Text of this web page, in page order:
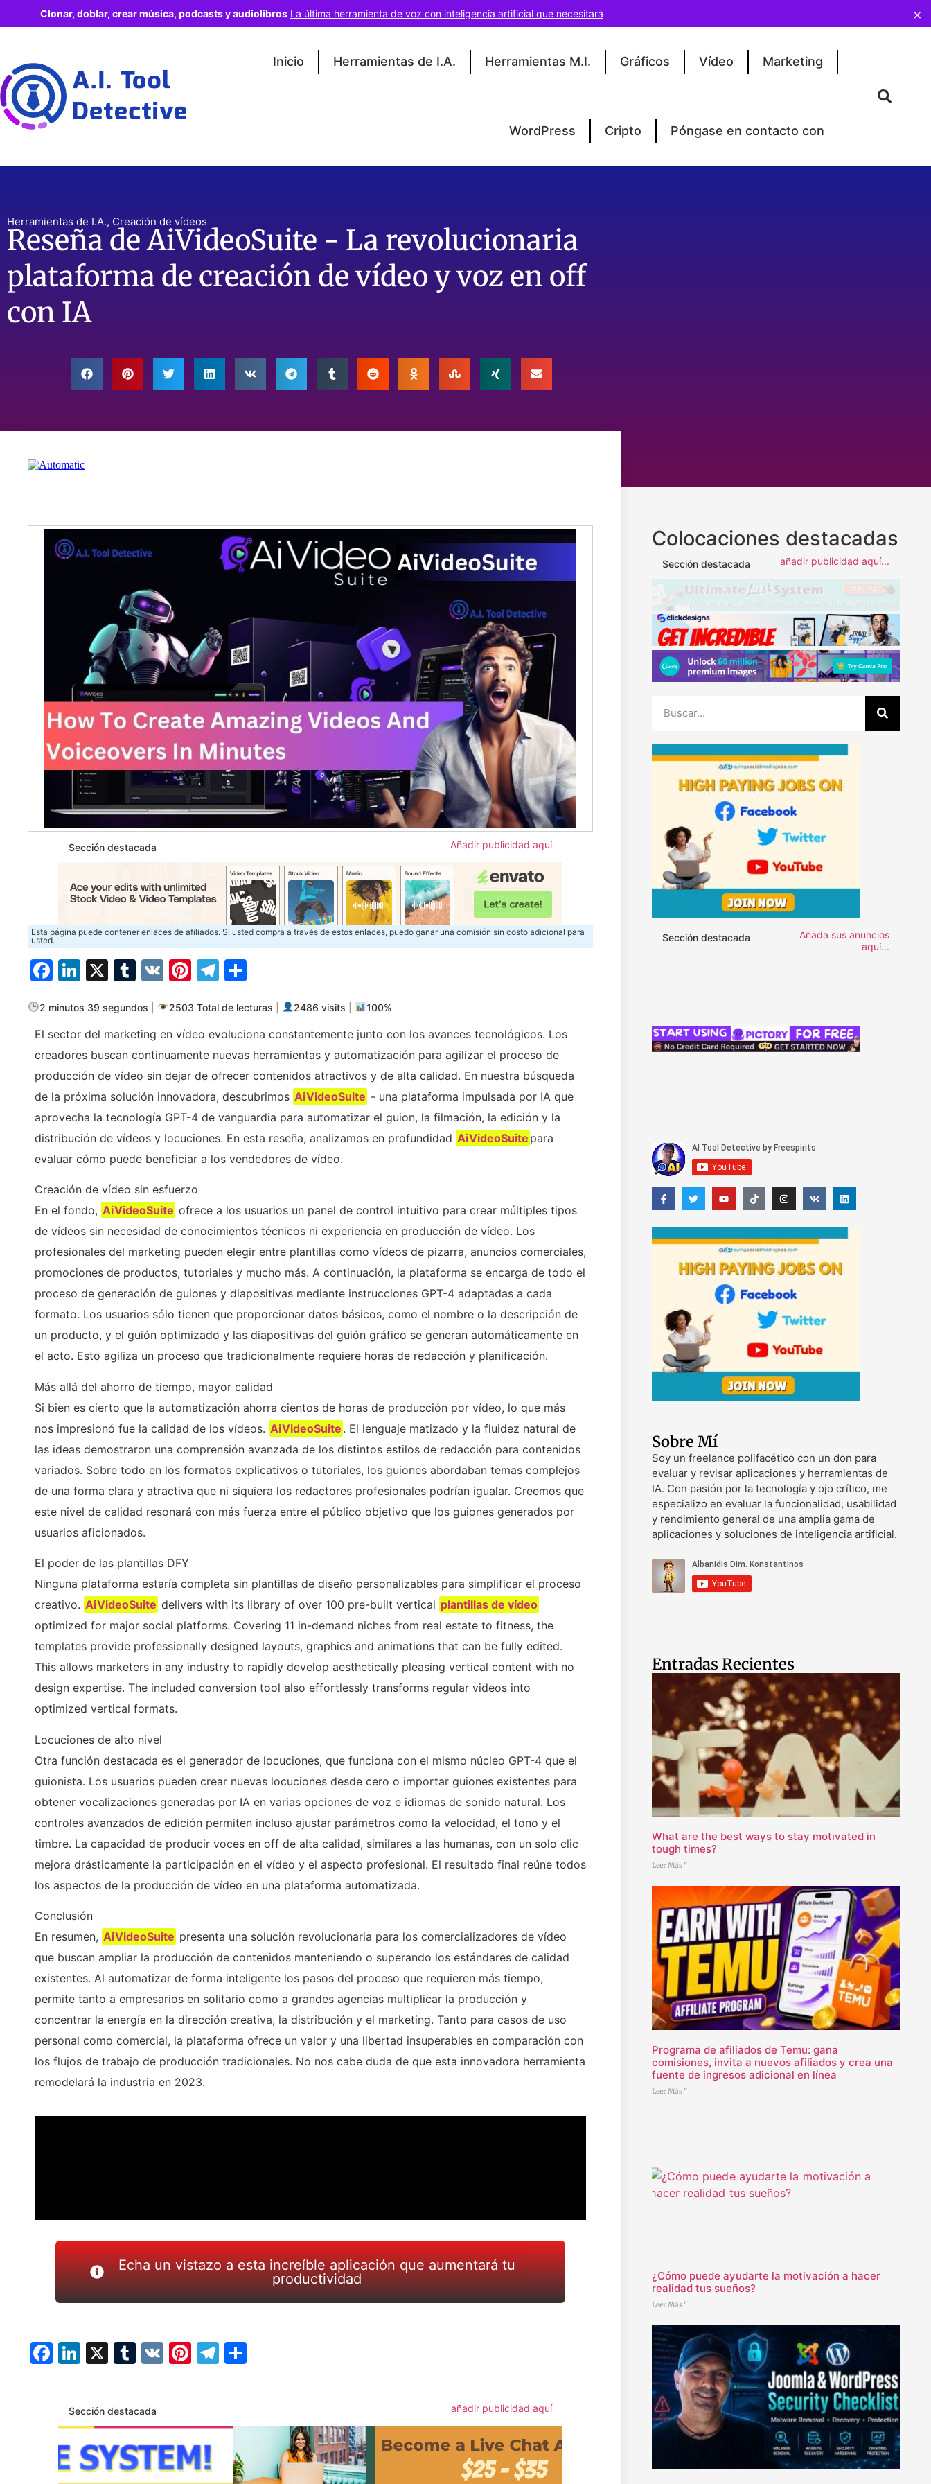
Inicio Herramientas de I.A. Herramientas M.I. Gráficos Vídeo Marketing
WordPress Cripto Póngase en contacto con
Herramientas de I.A., Creación de vídeos
Reseña de AiVideoSuite - La revolucionaria
plataforma de creación de vídeo y voz en off
con IA
Sección destacada Añadir publicidad aquí
Esta página puede contener enlaces de afiliados. Si usted compra a través de estos enlaces, puedo ganar una comisión sin costo adicional para
usted.
Facebook
LinkedIn
X Tumblr
VK Pinterest
Telegram
2 minutos 39 segundos 2503 Total de lecturas 2486 visits 100%
El sector del marketing en vídeo evoluciona constantemente junto con los avances tecnológicos. Los
creadores buscan continuamente nuevas herramientas y automatización para agilizar el proceso de
producción de vídeo sin dejar de ofrecer contenidos atractivos y de alta calidad. En nuestra búsqueda
de la próxima solución innovadora, descubrimos AiVideoSuite - una plataforma impulsada por IA que
aprovecha la tecnología GPT-4 de vanguardia para automatizar el guion, la filmación, la edición y la
distribución de vídeos y locuciones. En esta reseña, analizamos en profundidad AiVideoSuite para
evaluar cómo puede beneficiar a los vendedores de vídeo.
Creación de vídeo sin esfuerzo
En el fondo, AiVideoSuite ofrece a los usuarios un panel de control intuitivo para crear múltiples tipos
de vídeos sin necesidad de conocimientos técnicos ni experiencia en producción de vídeo. Los
profesionales del marketing pueden elegir entre plantillas como vídeos de pizarra, anuncios comerciales,
promociones de productos, tutoriales y mucho más. A continuación, la plataforma se encarga de todo el
proceso de generación de guiones y diapositivas mediante instrucciones GPT-4 adaptadas a cada
formato. Los usuarios sólo tienen que proporcionar datos básicos, como el nombre o la descripción de
un producto, y el guión optimizado y las diapositivas del guión gráfico se generan automáticamente en
el acto. Esto agiliza un proceso que tradicionalmente requiere horas de redacción y planificación.
Más allá del ahorro de tiempo, mayor calidad
Si bien es cierto que la automatización ahorra cientos de horas de producción por vídeo, lo que más
nos impresionó fue la calidad de los vídeos. AiVideoSuite . El lenguaje matizado y la fluidez natural de
las ideas demostraron una comprensión avanzada de los distintos estilos de redacción para contenidos
variados. Sobre todo en los formatos explicativos o tutoriales, los guiones abordaban temas complejos
de una forma clara y atractiva que ni siquiera los redactores profesionales podrían igualar. Creemos que
este nivel de calidad resonará con más fuerza entre el público objetivo que los guiones generados por
usuarios aficionados.
El poder de las plantillas DFY
Ninguna plataforma estaría completa sin plantillas de diseño personalizables para simplificar el proceso
creativo. AiVideoSuite delivers with its library of over 100 pre-built vertical plantillas de vídeo
optimized for major social platforms. Covering 11 in-demand niches from real estate to fitness, the
templates provide professionally designed layouts, graphics and animations that can be fully edited.
This allows marketers in any industry to rapidly develop aesthetically pleasing vertical content with no
design expertise. The included conversion tool also effortlessly transforms regular videos into
optimized vertical formats.
Locuciones de alto nivel
Otra función destacada es el generador de locuciones, que funciona con el mismo núcleo GPT-4 que el
guionista. Los usuarios pueden crear nuevas locuciones desde cero o importar guiones existentes para
obtener vocalizaciones generadas por IA en varias opciones de voz e idiomas de sonido natural. Los
controles avanzados de edición permiten incluso ajustar parámetros como la velocidad, el tono y el
timbre. La capacidad de producir voces en off de alta calidad, similares a las humanas, con un solo clic
mejora drásticamente la participación en el vídeo y el aspecto profesional. El resultado final reúne todos
los aspectos de la producción de vídeo en una plataforma automatizada.
Conclusión
En resumen, AiVideoSuite presenta una solución revolucionaria para los comercializadores de vídeo
que buscan ampliar la producción de contenidos manteniendo o superando los estándares de calidad
existentes. Al automatizar de forma inteligente los pasos del proceso que requieren más tiempo,
permite tanto a empresarios en solitario como a grandes agencias multiplicar la producción y
concentrar la energía en la dirección creativa, la distribución y el marketing. Tanto para casos de uso
personal como comercial, la plataforma ofrece un valor y una libertad insuperables en comparación con
los flujos de trabajo de producción tradicionales. No nos cabe duda de que esta innovadora herramienta
remodelará la industria en 2023.
Echa un vistazo a esta increíble aplicación que aumentará tu
productividad
Facebook
LinkedIn
X Tumblr
VK Pinterest
Telegram
Sección destacada añadir publicidad aquí
Colocaciones destacadas
Sección destacada añadir publicidad aquí...
Sección destacada
Añada sus anuncios
aquí...
Sobre Mí
Soy un freelance polifacético con un don para
evaluar y revisar aplicaciones y herramientas de
IA. Con pasión por la tecnología y ojo crítico, me
especializo en evaluar la funcionalidad, usabilidad
y rendimiento general de una amplia gama de
aplicaciones y soluciones de inteligencia artificial.
Entradas Recientes
What are the best ways to stay motivated in
tough times?
Leer Más "
Programa de afiliados de Temu: gana
comisiones, invita a nuevos afiliados y crea una
fuente de ingresos adicional en línea
Leer Más "
¿Cómo puede ayudarte la motivación a hacer
realidad tus sueños?
Leer Más "
Clonar, doblar, crear música, podcasts y audiolibros La última herramienta de voz con inteligencia artificial que necesitará ×